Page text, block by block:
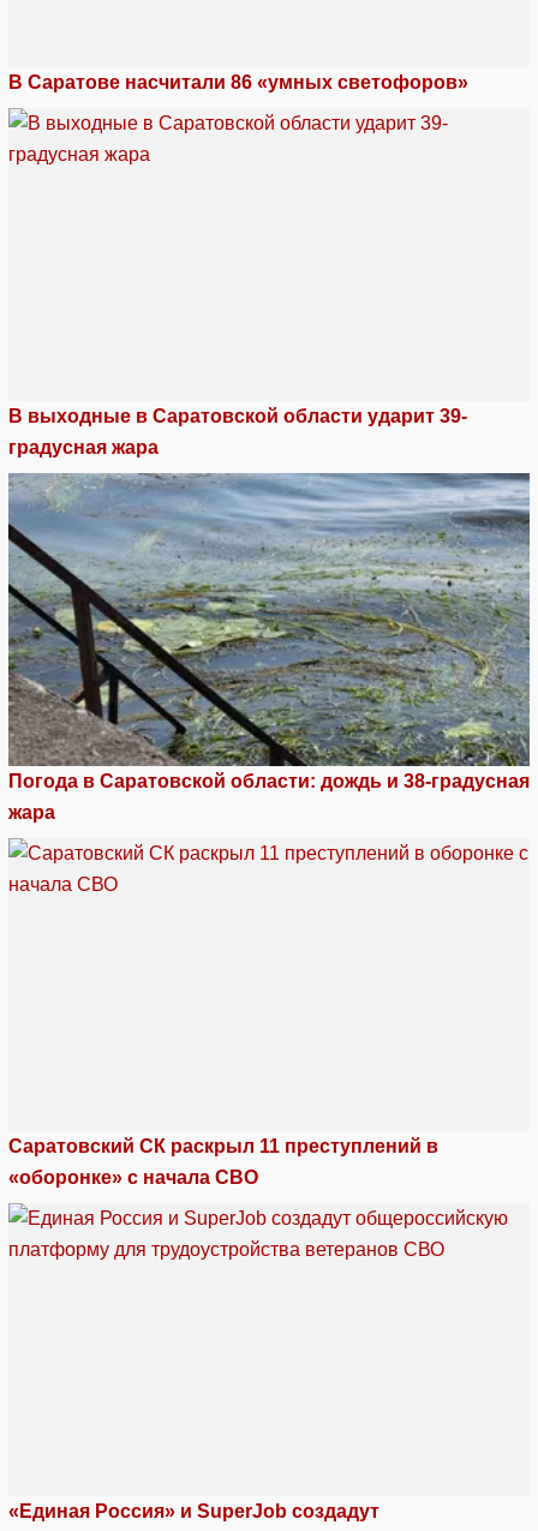
В Саратове насчитали 86 «умных светофоров»
В выходные в Саратовской области ударит 39-
градусная жара
Погода в Саратовской области: дождь и 38-градусная
жара
Саратовский СК раскрыл 11 преступлений в
«оборонке» с начала СВО
«Единая Россия» и SuperJob создадут